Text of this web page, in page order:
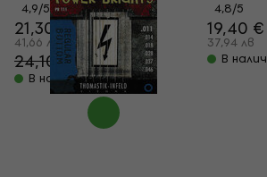
4,9/5
21,30 €
41,66 лв
24,10 €
- 12 %
В наличност
4,8/5
19,40 €
37,94 лв
В